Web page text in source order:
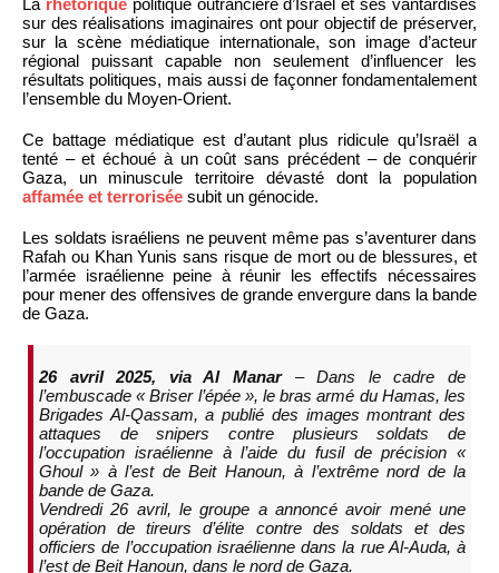
sur des réalisations imaginaires ont pour objectif de préserver,
sur la scène médiatique internationale, son image d’acteur
régional puissant capable non seulement d’influencer les
résultats politiques, mais aussi de façonner fondamentalement
l’ensemble du Moyen-Orient.
Ce battage médiatique est d’autant plus ridicule qu’Israël a
tenté – et échoué à un coût sans précédent – de conquérir
Gaza, un minuscule territoire dévasté dont la population
affamée et terrorisée subit un génocide.
Les soldats israéliens ne peuvent même pas s’aventurer dans
Rafah ou Khan Yunis sans risque de mort ou de blessures, et
l’armée israélienne peine à réunir les effectifs nécessaires
pour mener des offensives de grande envergure dans la bande
de Gaza.
26 avril 2025, via Al Manar – Dans le cadre de
l’embuscade « Briser l’épée », le bras armé du Hamas, les
Brigades Al-Qassam, a publié des images montrant des
attaques de snipers contre plusieurs soldats de
l’occupation israélienne à l’aide du fusil de précision «
Ghoul » à l’est de Beit Hanoun, à l’extrême nord de la
bande de Gaza.
Vendredi 26 avril, le groupe a annoncé avoir mené une
opération de tireurs d’élite contre des soldats et des
officiers de l’occupation israélienne dans la rue Al-Auda, à
l’est de Beit Hanoun, dans le nord de Gaza.